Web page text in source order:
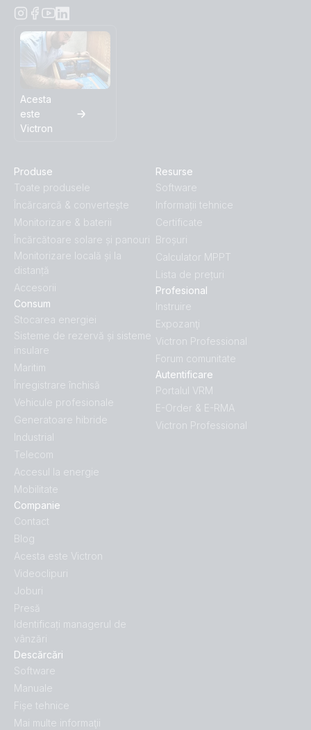
Acesta
este
Victron
Produse
Toate produsele
Încărcarcă & convertește
Monitorizare & baterii
Încărcătoare solare și panouri
Monitorizare locală și la
distanță
Accesorii
Descărcări
Software
Manuale
Fișe tehnice
Mai multe informaţii
Consum
Stocarea energiei
Sisteme de rezervă și sisteme
insulare
Maritim
Înregistrare închisă
Vehicule profesionale
Generatoare hibride
Industrial
Telecom
Accesul la energie
Mobilitate
Companie
Contact
Blog
Acesta este Victron
Videoclipuri
Joburi
Presă
Identificați managerul de
vânzări
Resurse
Software
Informații tehnice
Certificate
Broșuri
Calculator MPPT
Lista de prețuri
Profesional
Instruire
Expozanţi
Victron Professional
Forum comunitate
Autentificare
Portalul VRM
E-Order & E-RMA
Victron Professional